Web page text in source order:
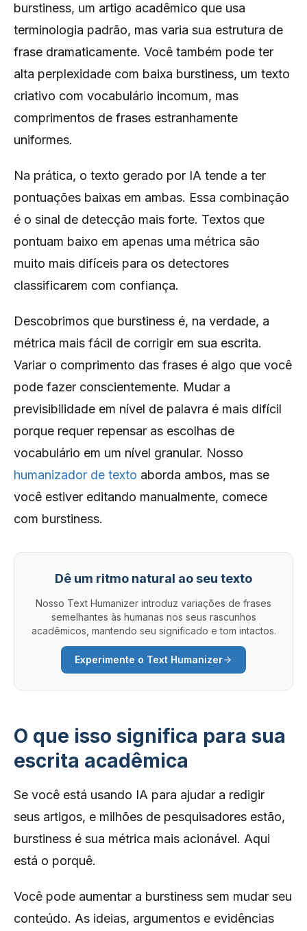
burstiness, um artigo acadêmico que usa
terminologia padrão, mas varia sua estrutura de
frase dramaticamente. Você também pode ter
alta perplexidade com baixa burstiness, um texto
criativo com vocabulário incomum, mas
comprimentos de frases estranhamente
uniformes.
Na prática, o texto gerado por IA tende a ter
pontuações baixas em ambas. Essa combinação
é o sinal de detecção mais forte. Textos que
pontuam baixo em apenas uma métrica são
muito mais difíceis para os detectores
classificarem com confiança.
Descobrimos que burstiness é, na verdade, a
métrica mais fácil de corrigir em sua escrita.
Variar o comprimento das frases é algo que você
pode fazer conscientemente. Mudar a
previsibilidade em nível de palavra é mais difícil
porque requer repensar as escolhas de
vocabulário em um nível granular. Nosso
humanizador de texto aborda ambos, mas se
você estiver editando manualmente, comece
com burstiness.
Dê um ritmo natural ao seu texto
Nosso Text Humanizer introduz variações de frases
semelhantes às humanas nos seus rascunhos
acadêmicos, mantendo seu significado e tom intactos.
Experimente o Text Humanizer
O que isso significa para sua
escrita acadêmica
Se você está usando IA para ajudar a redigir
seus artigos, e milhões de pesquisadores estão,
burstiness é sua métrica mais acionável. Aqui
está o porquê.
Você pode aumentar a burstiness sem mudar seu
conteúdo. As ideias, argumentos e evidências